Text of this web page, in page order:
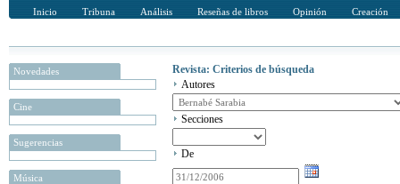
Inicio Tribuna Análisis Reseñas de libros Opinión Creación
Novedades
Cine
Sugerencias
Música
Revista: Criterios de búsqueda
Autores
Secciones
De